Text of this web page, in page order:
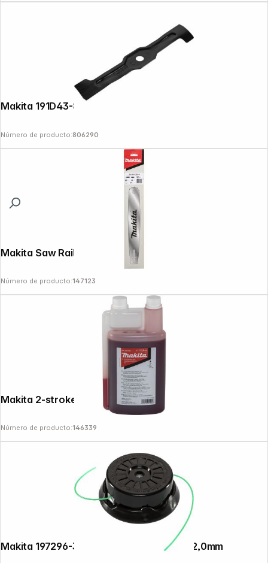
Número de producto:806290
Makita Saw Rail 38 cm 1,5 mm 3/8
Número de producto:147123
Makita 2-stroke oil 1L dosing bottle
Número de producto:146339
Makita 197296-3 2-thread head Tap&Go 2,0mm